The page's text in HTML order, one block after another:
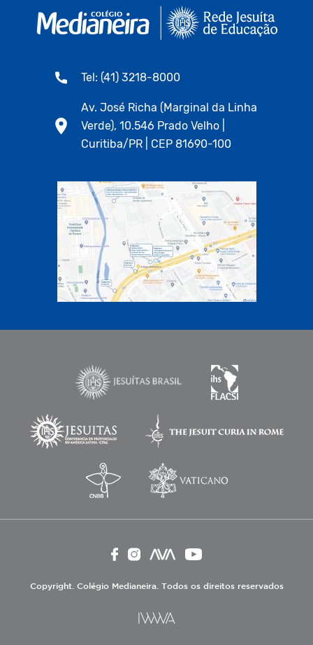
Tel: (41) 3218-8000
Av. José Richa (Marginal da Linha
Verde), 10.546 Prado Velho |
Curitiba/PR | CEP 81690-100
Copyright. Colégio Medianeira. Todos os direitos reservados